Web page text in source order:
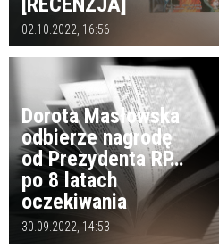
02.10.2022, 16:56
Dorota Masłowska
odbierze nagrodę
od Prezydenta RP…
po 8 latach
oczekiwania
30.09.2022, 14:53